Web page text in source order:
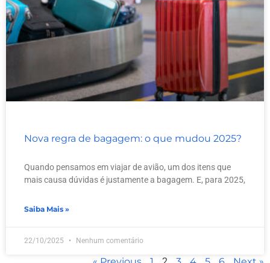
Nova regra de bagagem: o que mudou 2025?
Quando pensamos em viajar de avião, um dos itens que
mais causa dúvidas é justamente a bagagem. E, para 2025,
Saiba Mais »
22/10/2025 Nenhum comentário